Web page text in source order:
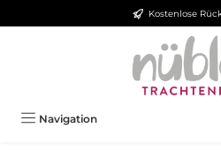
Zum Hauptinhalt springen Kostenlose
Navigation